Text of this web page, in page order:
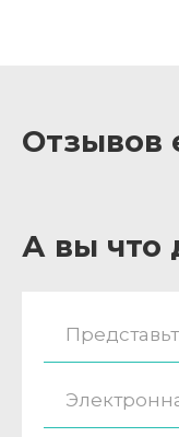
Отзывов
А вы что